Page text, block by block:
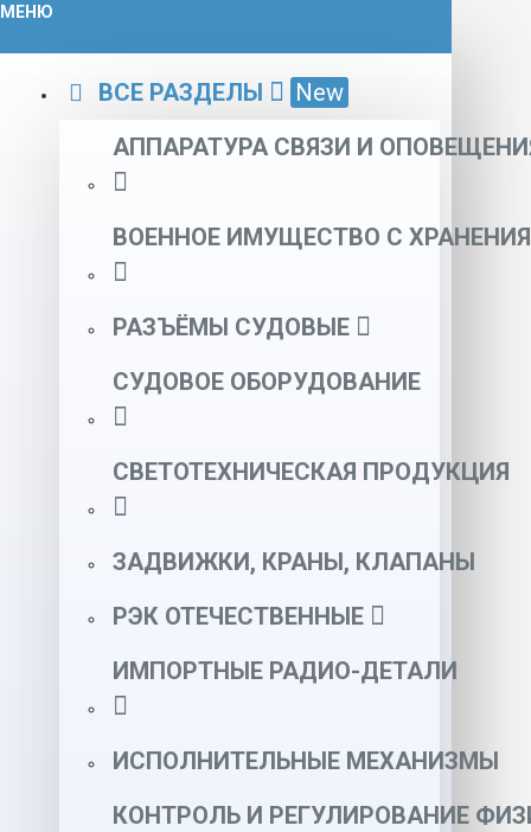
МЕНЮ
ВСЕ РАЗДЕЛЫ
New
АППАРАТУРА СВЯЗИ И
ВОЕННОЕ ИМУЩЕСТВО С ХРАНЕНИЯ
РАЗЪЁМЫ СУДОВЫЕ
СУДОВОЕ ОБОРУДОВАНИЕ
СВЕТОТЕХНИЧЕСКАЯ ПРОДУКЦИЯ
ЗАДВИЖКИ, КРАНЫ, КЛАПАНЫ
РЭК ОТЕЧЕСТВЕННЫЕ
ИМПОРТНЫЕ РАДИО-ДЕТАЛИ
ИСПОЛНИТЕЛЬНЫЕ МЕХАНИЗМЫ
КОНТРОЛЬ И РЕГУЛИРОВАНИЕ